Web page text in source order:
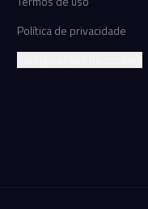
Política de privacidade